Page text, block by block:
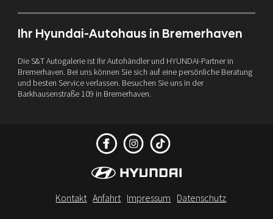
Ihr Hyundai-Autohaus in Bremerhaven
Die S&T Autogalerie ist Ihr Autohändler und HYUNDAI-Partner in
Bremerhaven. Bei uns können Sie sich auf eine persönliche Beratung
und besten Service verlassen. Besuchen Sie uns in der
Barkhausenstraße 109 in Bremerhaven.
Kontakt Anfahrt Impressum Datenschutz